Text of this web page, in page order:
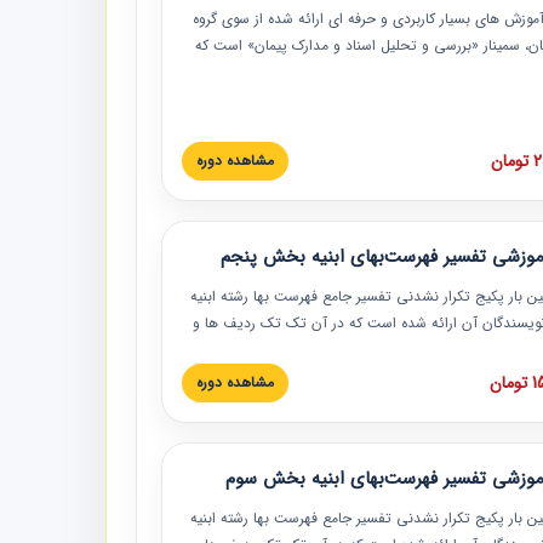
های بسیار کاربردی و حرفه‏ ای ارائه شده از سوی گروه
سمینار «بررسی و تحلیل اسناد و مدارک پیمان» است که
این خصوص ارائه شده است.
مشاهده دوره
تفسیر فهرست‌بهای ابنیه بخش پنجم
بار پکیج تکرار نشدنی تفسیر جامع فهرست بها رشته ابنیه
نویسندگان آن ارائه شده است که در آن تک تک ردیف ها و
و به همراه تصاویر عملیات اجرایی مرتبط با ردیف های
بها ارائه شده است. این دوره با کلام مهندس
مدیر پروژه مهندسی مشاور در امر بازنگری فهرست
حال فعالیت هستند حتما توصیه می کنیم از مطالب این
نمایند.
مشاهده دوره
تفسیر فهرست‌بهای ابنیه بخش سوم
بار پکیج تکرار نشدنی تفسیر جامع فهرست بها رشته ابنیه